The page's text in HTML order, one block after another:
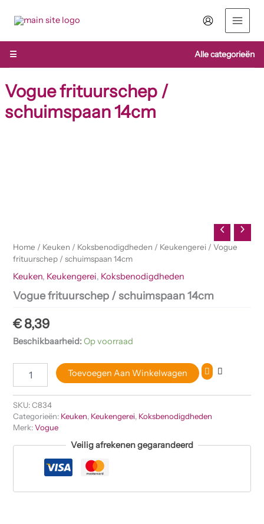
naar
inhoud
☰
Alle categorieën
Vogue frituurschep /
schuimspaan 14cm
Home / Keuken / Koksbenodigdheden / Keukengerei / Vogue
frituurschep / schuimspaan 14cm
Keuken, Keukengerei, Koksbenodigdheden
Vogue frituurschep / schuimspaan 14cm
€8,39
Beschikbaarheid:Op voorraad
Toevoegen Aan Winkelwagen
SKU:C834
Categorieën: Keuken, Keukengerei, Koksbenodigdheden
Merk:Vogue
Veilig afrekenen gegarandeerd